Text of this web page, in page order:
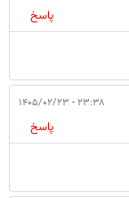
پاسخ
۲۳:۳۸ - ۱۴۰۵/۰۲/۲۳
پاسخ